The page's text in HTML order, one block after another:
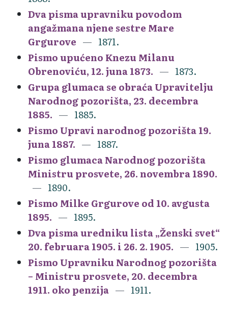
Dva pisma upravniku povodom
angažmana njene sestre Mare
Grgurove
1871.
Pismo upućeno Knezu Milanu
Obrenoviću, 12. juna 1873.
1873.
Grupa glumaca se obraća Upravitelju
Narodnog pozorišta, 23. decembra
1885.
1885.
Pismo Upravi narodnog pozorišta 19.
juna 1887.
1887.
Pismo glumaca Narodnog pozorišta
Ministru prosvete, 26. novembra 1890.
1890.
Pismo Milke Grgurove od 10. avgusta
1895.
1895.
Dva pisma uredniku lista „Ženski svet“
20. februara 1905. i 26. 2. 1905.
1905.
Pismo Upravniku Narodnog pozorišta
– Ministru prosvete, 20. decembra
1911. oko penzija
1911.